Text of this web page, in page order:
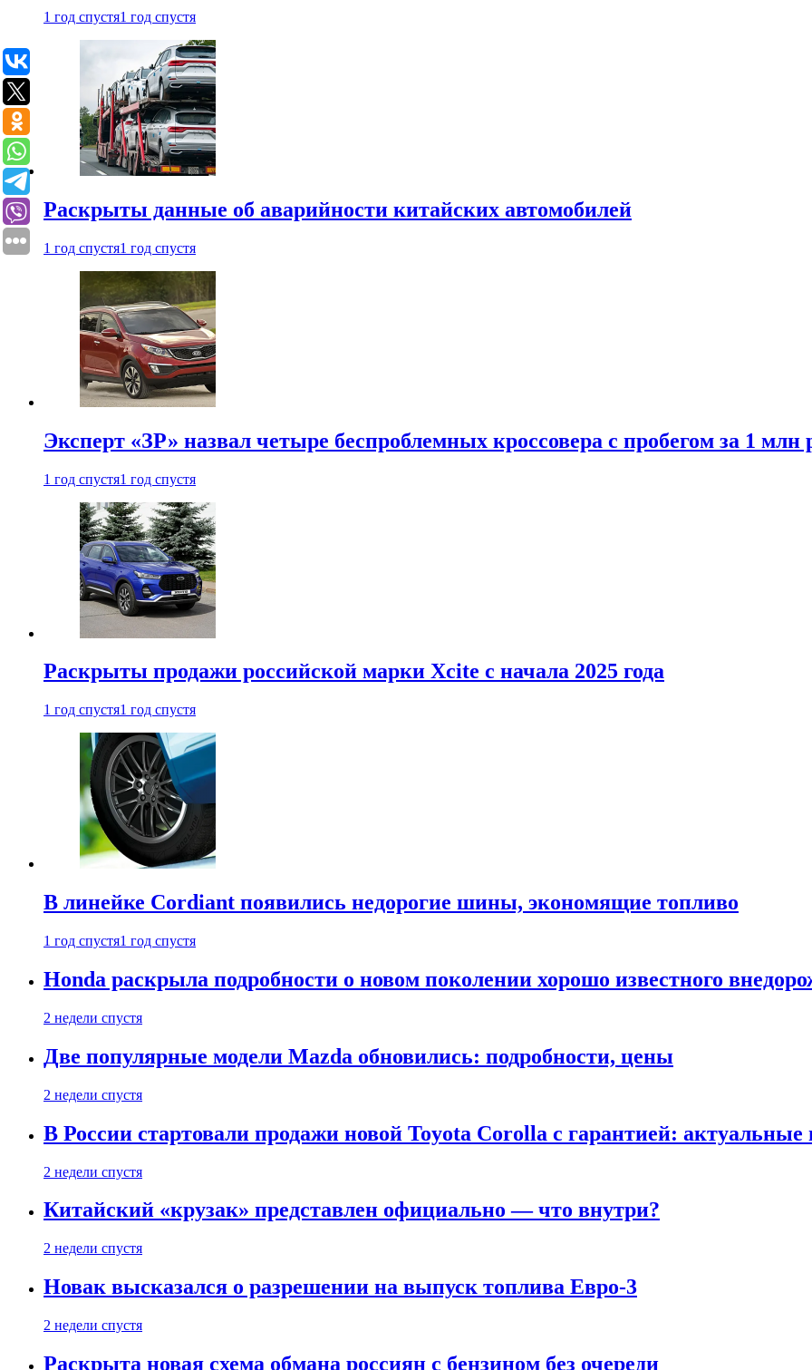
1 год спустя1 год спустя
Раскрыты данные об аварийности китайских автомобилей
1 год спустя1 год спустя
Эксперт «ЗР» назвал четыре беспроблемных кроссовера с пробегом за 1 млн
1 год спустя1 год спустя
Раскрыты продажи российской марки Xcite с начала 2025 года
1 год спустя1 год спустя
В линейке Cordiant появились недорогие шины, экономящие топливо
1 год спустя1 год спустя
Honda раскрыла подробности о новом поколении хорошо известного
2 недели спустя
Две популярные модели Mazda обновились: подробности, цены
2 недели спустя
В России стартовали продажи новой Toyota Corolla с гарантией:
2 недели спустя
Китайский «крузак» представлен официально — что внутри?
2 недели спустя
Новак высказался о разрешении на выпуск топлива Евро-3
2 недели спустя
Раскрыта новая схема обмана россиян с бензином без очереди